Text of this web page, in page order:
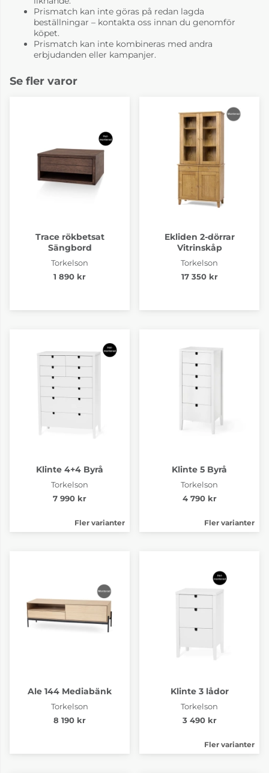
Prismatch kan inte göras på redan lagda
beställningar – kontakta oss innan du genomför
köpet.
Prismatch kan inte kombineras med andra
erbjudanden eller kampanjer.
Se fler varor
Trace rökbetsat
Sängbord
Torkelson
1 890 kr
Ekliden 2-dörrar
Vitrinskåp
Torkelson
17 350 kr
Klinte 4+4 Byrå
Torkelson
7 990 kr
Fler varianter
Klinte 5 Byrå
Torkelson
4 790 kr
Fler varianter
Ale 144 Mediabänk
Torkelson
8 190 kr
Klinte 3 lådor
Torkelson
3 490 kr
Fler varianter